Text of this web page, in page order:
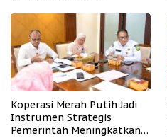
Koperasi Merah Putih Jadi
Instrumen Strategis
Pemerintah Meningkatkan